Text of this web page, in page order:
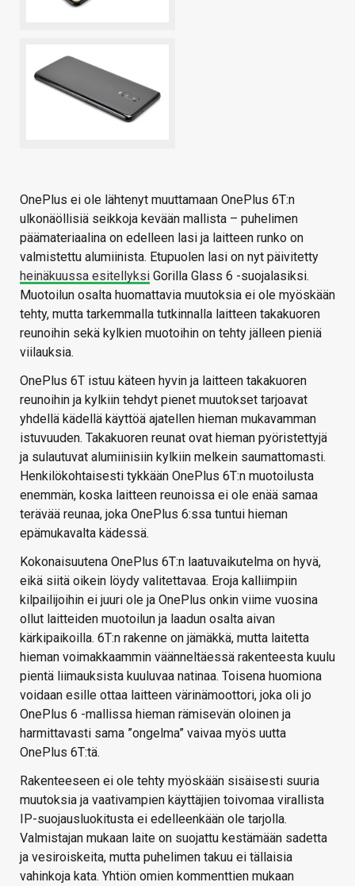
OnePlus ei ole lähtenyt muuttamaan OnePlus 6T:n
ulkonäöllisiä seikkoja kevään mallista – puhelimen
päämateriaalina on edelleen lasi ja laitteen runko on
valmistettu alumiinista. Etupuolen lasi on nyt päivitetty
heinäkuussa esitellyksi Gorilla Glass 6 -suojalasiksi.
Muotoilun osalta huomattavia muutoksia ei ole myöskään
tehty, mutta tarkemmalla tutkinnalla laitteen takakuoren
reunoihin sekä kylkien muotoihin on tehty jälleen pieniä
viilauksia.
OnePlus 6T istuu käteen hyvin ja laitteen takakuoren
reunoihin ja kylkiin tehdyt pienet muutokset tarjoavat
yhdellä kädellä käyttöä ajatellen hieman mukavamman
istuvuuden. Takakuoren reunat ovat hieman pyöristettyjä
ja sulautuvat alumiinisiin kylkiin melkein saumattomasti.
Henkilökohtaisesti tykkään OnePlus 6T:n muotoilusta
enemmän, koska laitteen reunoissa ei ole enää samaa
terävää reunaa, joka OnePlus 6:ssa tuntui hieman
epämukavalta kädessä.
Kokonaisuutena OnePlus 6T:n laatuvaikutelma on hyvä,
eikä siitä oikein löydy valitettavaa. Eroja kalliimpiin
kilpailijoihin ei juuri ole ja OnePlus onkin viime vuosina
ollut laitteiden muotoilun ja laadun osalta aivan
kärkipaikoilla. 6T:n rakenne on jämäkkä, mutta laitetta
hieman voimakkaammin väänneltäessä rakenteesta kuulu
pientä liimauksista kuuluvaa natinaa. Toisena huomiona
voidaan esille ottaa laitteen värinämoottori, joka oli jo
OnePlus 6 -mallissa hieman rämisevän oloinen ja
harmittavasti sama ”ongelma” vaivaa myös uutta
OnePlus 6T:tä.
Rakenteeseen ei ole tehty myöskään sisäisesti suuria
muutoksia ja vaativampien käyttäjien toivomaa virallista
IP-suojausluokitusta ei edelleenkään ole tarjolla.
Valmistajan mukaan laite on suojattu kestämään sadetta
ja vesiroiskeita, mutta puhelimen takuu ei tällaisia
vahinkoja kata. Yhtiön omien kommenttien mukaan